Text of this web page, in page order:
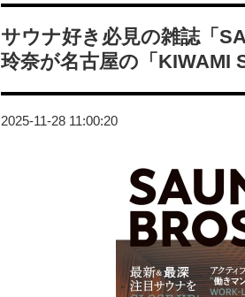
サウナ好き必見の雑誌「
玲奈が名古屋の「KIWAMI
2025-11-28 11:00:20